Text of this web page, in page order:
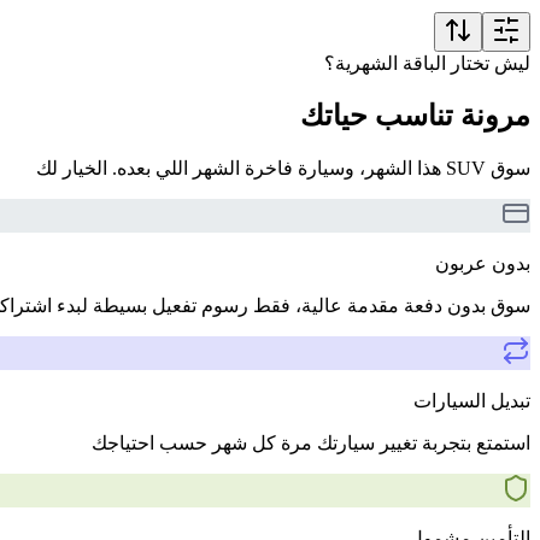
ليش تختار الباقة الشهرية؟
مرونة تناسب حياتك
سوق SUV هذا الشهر، وسيارة فاخرة الشهر اللي بعده. الخيار لك
بدون عربون
سوق بدون دفعة مقدمة عالية، فقط رسوم تفعيل بسيطة لبدء
تبديل السيارات
استمتع بتجربة تغيير سيارتك مرة كل شهر حسب احتياجك